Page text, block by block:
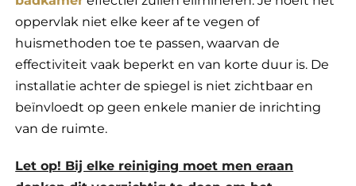
oppervlak niet elke keer af te vegen of
huismethoden toe te passen, waarvan de
effectiviteit vaak beperkt en van korte duur is. De
installatie achter de spiegel is niet zichtbaar en
beïnvloedt op geen enkele manier de inrichting
van de ruimte.
Let op! Bij elke reiniging moet men eraan